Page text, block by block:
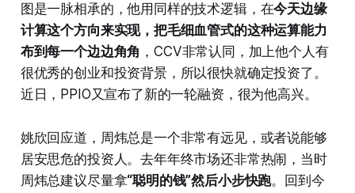
图是一脉相承的，他用同样的技术逻辑，在今天边缘
计算这个方向来实现，把毛细血管式的这种运算能力
布到每一个边边角角 ，CCV非常认同，加上他个人有
很优秀的创业和投资背景，所以很快就确定投资了。
近日，PPIO又宣布了新的一轮融资，很为他高兴。
姚欣回应道，周炜总是一个非常有远见，或者说能够
居安思危的投资人。去年年终市场还非常热闹，当时
周炜总建议尽量拿“聪明的钱”然后小步快跑。回到今